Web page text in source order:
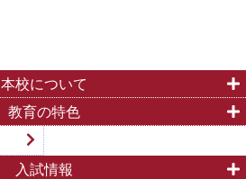
本校について
教育の特色
入試情報